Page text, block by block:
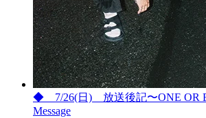
◆ 7/26(日) 放送後記〜ONE OR
Message